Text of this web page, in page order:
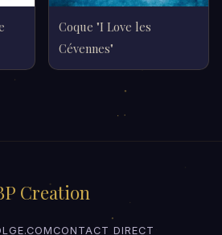
Coque "I Love les
Cévennes"
Creation
CONTACT DIRECT